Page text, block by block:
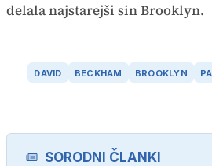
delala najstarejši sin Brooklyn.
DAVID BECKHAM BROOKLYN
SORODNI ČLANKI